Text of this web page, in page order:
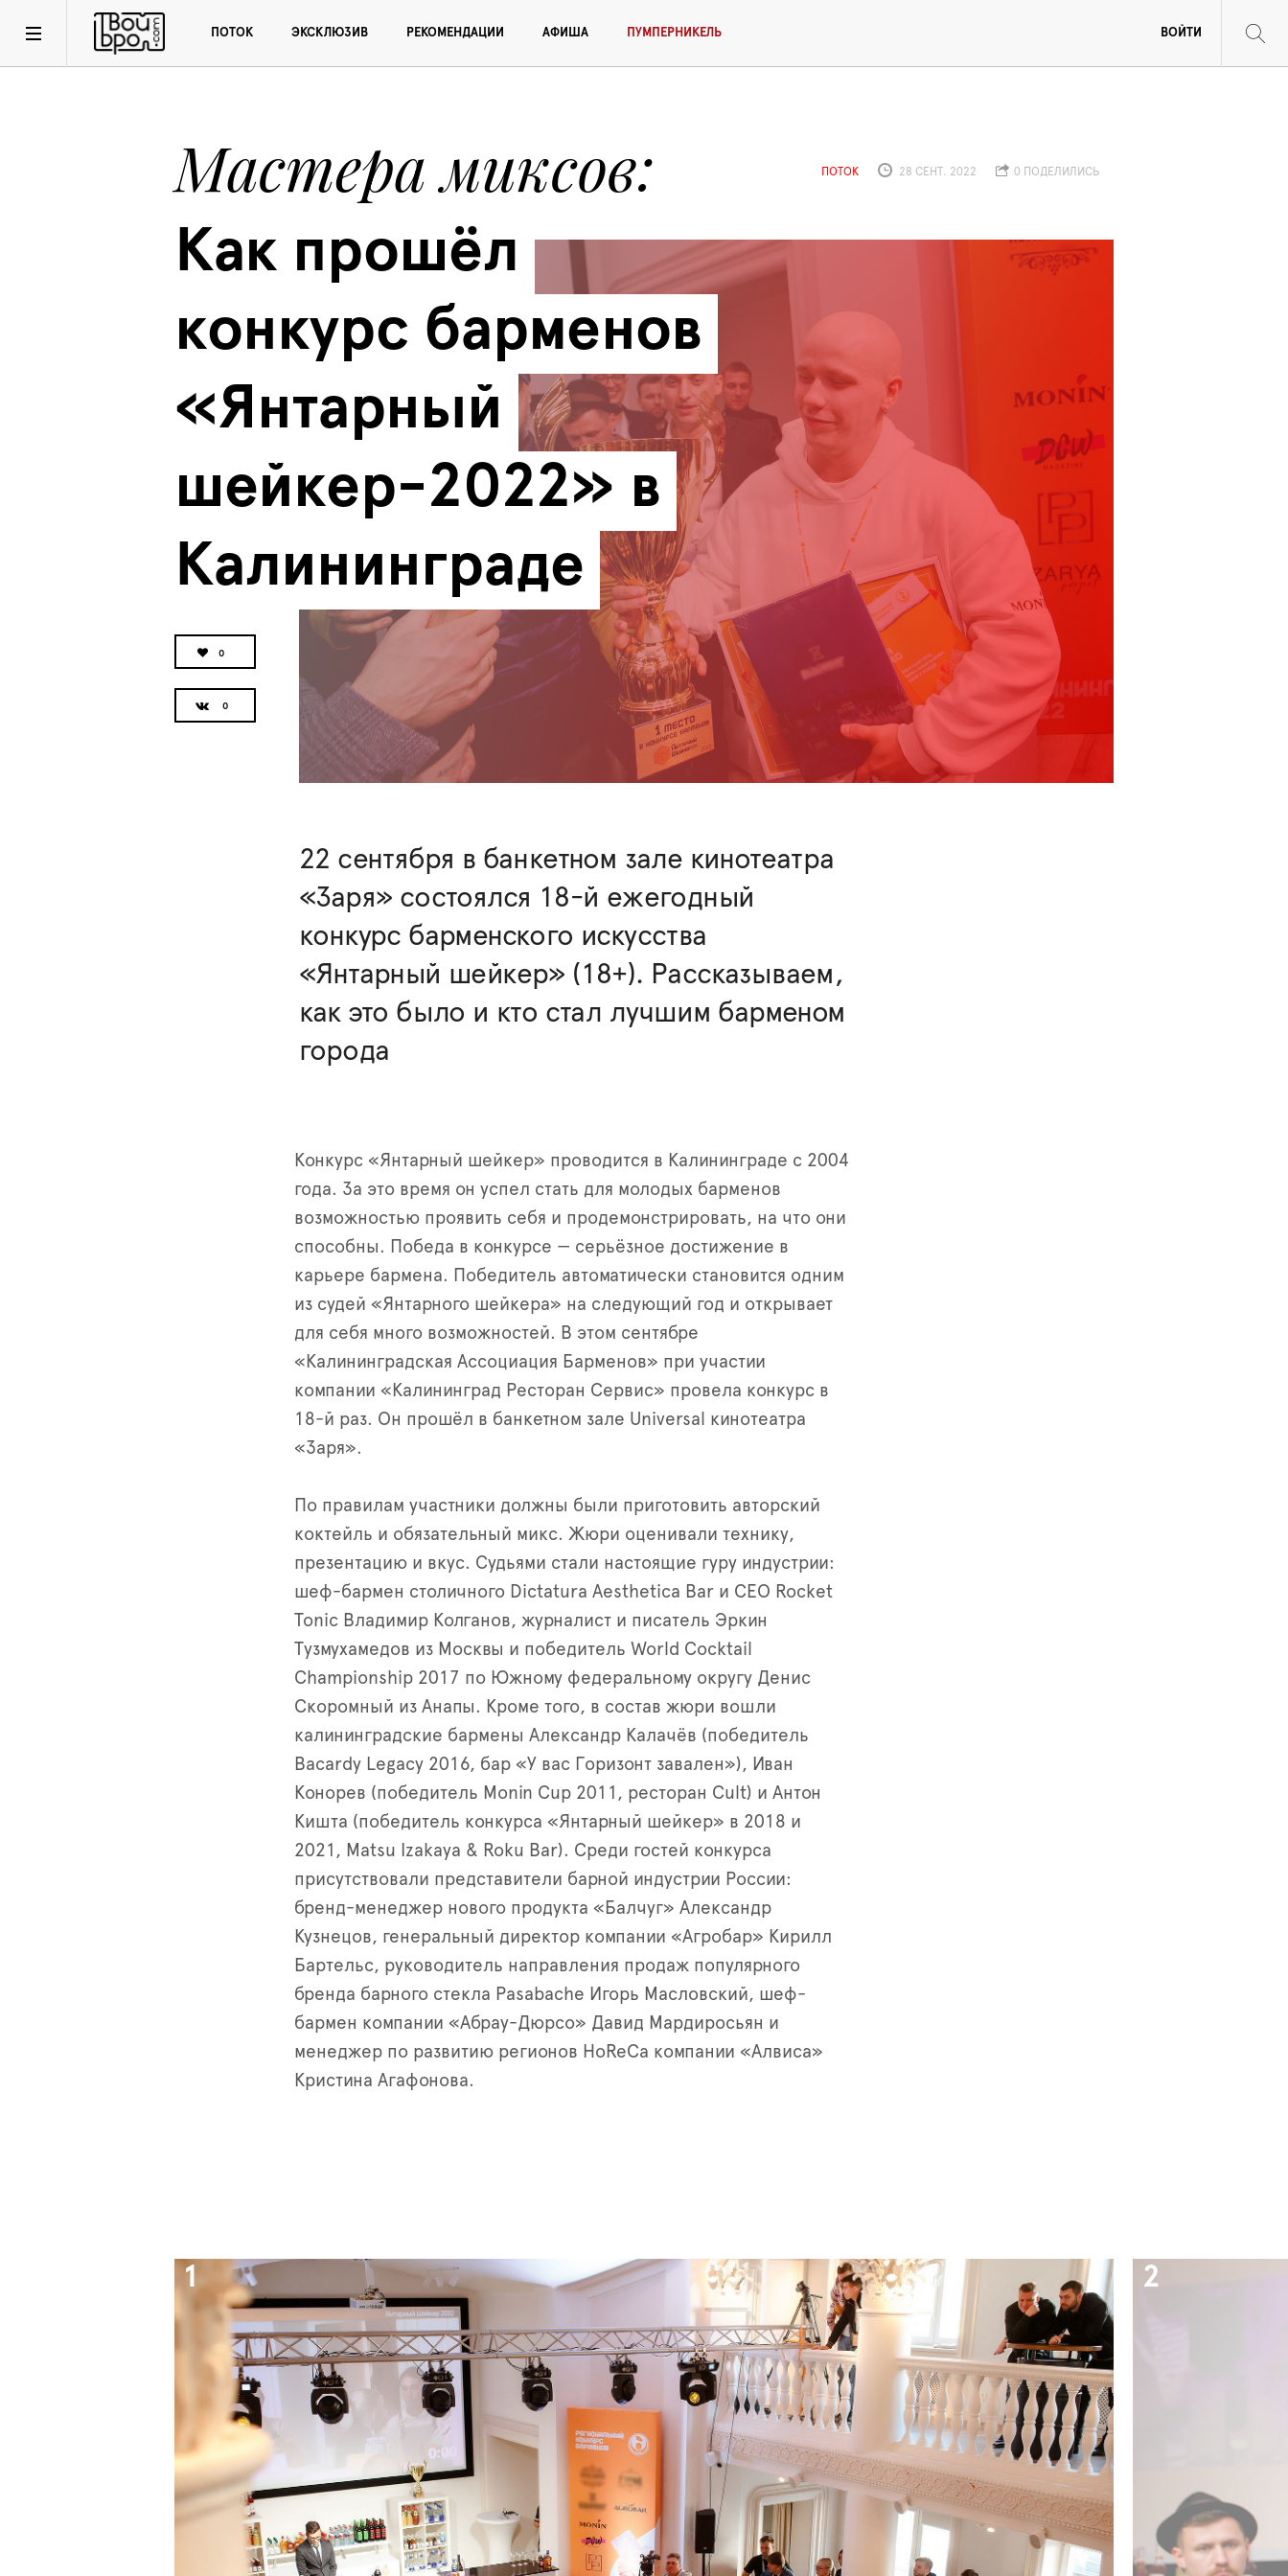
ПОТОК ЭКСКЛЮЗИВ РЕКОМЕНДАЦИИ АФИША ПУМПЕРНИКЕЛЬ ВОЙТИ
Мастера миксов
Как прошёл
конкурс барменов
«Янтарный
шейкер-2022» в
Калининграде
0
ПОТОК 28 СЕНТ. 2022 0 ПОДЕЛИЛИСЬ
22 сентября в банкетном зале кинотеатра
«Заря» состоялся 18-й ежегодный
конкурс барменского искусства
«Янтарный шейкер» (18+). Рассказываем,
как это было и кто стал лучшим барменом
города
Конкурс «Янтарный шейкер» проводится в Калининграде с 2004
года. За это время он успел стать для молодых барменов
возможностью проявить себя и продемонстрировать, на что они
способны. Победа в конкурсе — серьёзное достижение в
карьере бармена. Победитель автоматически становится одним
из судей «Янтарного шейкера» на следующий год и открывает
для себя много возможностей. В этом сентябре
«Калининградская Ассоциация Барменов» при участии
компании «Калининград Ресторан Сервис» провела конкурс в
18-й раз. Он прошёл в банкетном зале Universal кинотеатра
«Заря».
По правилам участники должны были приготовить авторский
коктейль и обязательный микс. Жюри оценивали технику,
презентацию и вкус. Судьями стали настоящие гуру индустрии:
шеф-бармен столичного Dictatura Aesthetica Bar и CEO Rocket
Tonic Владимир Колганов, журналист и писатель Эркин
Тузмухамедов из Москвы и победитель World Cocktail
Championship 2017 по Южному федеральному округу Денис
Скоромный из Анапы. Кроме того, в состав жюри вошли
калининградские бармены Александр Калачёв (победитель
Bacardy Legacy 2016, бар «У вас Горизонт завален»), Иван
Конорев (победитель Monin Cup 2011, ресторан Cult) и Антон
Кишта (победитель конкурса «Янтарный шейкер» в 2018 и
2021, Matsu Izakaya & Roku Bar). Среди гостей конкурса
присутствовали представители барной индустрии России:
бренд-менеджер нового продукта «Балчуг» Александр
Кузнецов, генеральный директор компании «Агробар» Кирилл
Бартельс, руководитель направления продаж популярного
бренда барного стекла Pasabache Игорь Масловский, шеф-
бармен компании «Абрау-Дюрсо» Давид Мардиросьян и
менеджер по развитию регионов HoReCa компании «Алвиса»
Кристина Агафонова.